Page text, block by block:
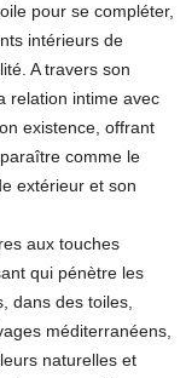
pour se compléter,
intérieurs de
A travers son
relation intime avec
existence, offrant
comme le
extérieur et son
aux touches
qui pénètre les
dans des toiles,
méditerranéens,
naturelles et